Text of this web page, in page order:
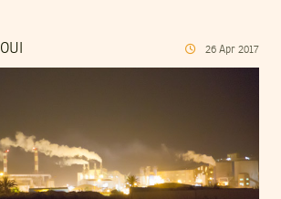
26 Apr 2017